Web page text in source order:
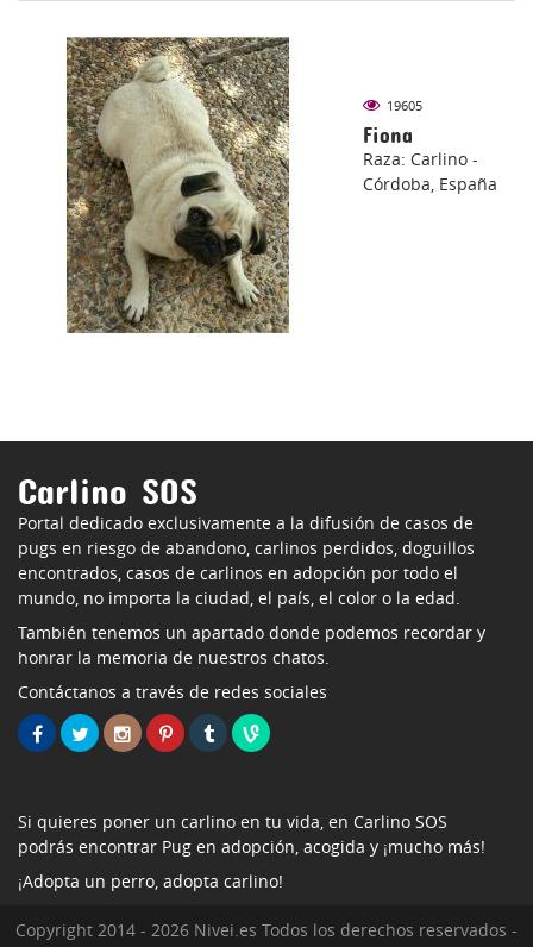
19605
Fiona
Raza: Carlino -
Córdoba, España
Carlino SOS
Portal dedicado exclusivamente a la difusión de casos de
pugs en riesgo de abandono, carlinos perdidos, doguillos
encontrados, casos de carlinos en adopción por todo el
mundo, no importa la ciudad, el país, el color o la edad.
También tenemos un apartado donde podemos recordar y
honrar la memoria de nuestros chatos.
Contáctanos a través de redes sociales
Si quieres poner un carlino en tu vida, en Carlino SOS
podrás encontrar Pug en adopción, acogida y ¡mucho más!
¡Adopta un perro, adopta carlino!
Copyright 2014 - 2026 Nivei.es Todos los derechos reservados -